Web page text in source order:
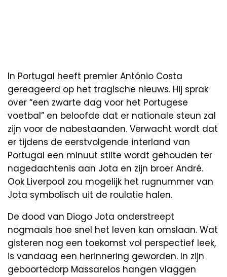
In Portugal heeft premier António Costa
gereageerd op het tragische nieuws. Hij sprak
over “een zwarte dag voor het Portugese
voetbal” en beloofde dat er nationale steun zal
zijn voor de nabestaanden. Verwacht wordt dat
er tijdens de eerstvolgende interland van
Portugal een minuut stilte wordt gehouden ter
nagedachtenis aan Jota en zijn broer André.
Ook Liverpool zou mogelijk het rugnummer van
Jota symbolisch uit de roulatie halen.
De dood van Diogo Jota onderstreept
nogmaals hoe snel het leven kan omslaan. Wat
gisteren nog een toekomst vol perspectief leek,
is vandaag een herinnering geworden. In zijn
geboortedorp Massarelos hangen vlaggen